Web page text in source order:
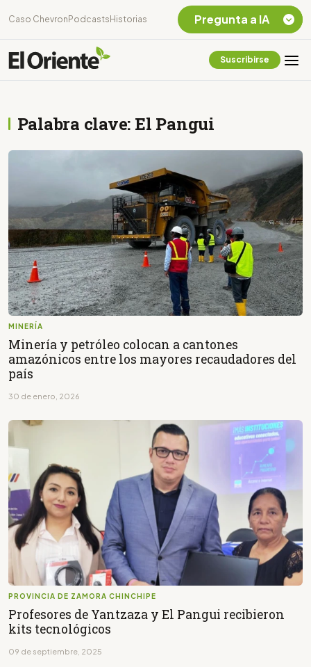
Caso Chevron Podcasts Historias
Suscribirse
Palabra clave: El Pangui
MINERÍA
Minería y petróleo colocan a cantones
amazónicos entre los mayores recaudadores del
país
30 de enero, 2026
PROVINCIA DE ZAMORA CHINCHIPE
Profesores de Yantzaza y El Pangui recibieron
kits tecnológicos
09 de septiembre, 2025
Pregunta a IA
Listar destinos
Amazonia Ecuatoriana
¿En que consiste la
tasa minera que rige en
Ecuador?